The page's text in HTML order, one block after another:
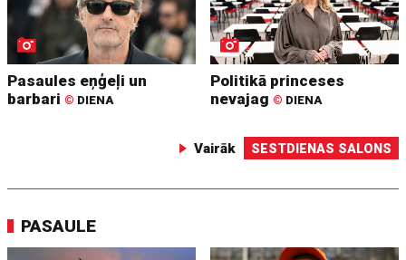
Pasaules eņģeļi un
barbari © DIENA
Politikā princeses
nevajag © DIENA
Vairāk SESTDIENAS SALONS
PASAULE